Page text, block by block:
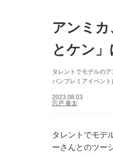
アンミ
とケン」
タレントでモデルの
パンプレミアイベン
2023.08.03
宍戸 奏太
タレントでモデ
ーさんとのツー